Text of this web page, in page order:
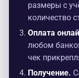
размеры с
количество
Оплата
любом
чек
Получение.